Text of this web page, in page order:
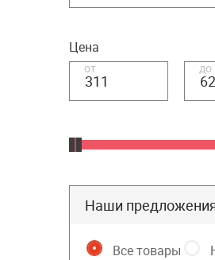
Цена
от до
Наши
Все товары